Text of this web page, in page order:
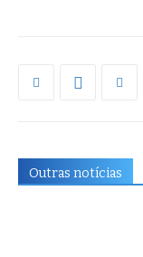
Outras notícias